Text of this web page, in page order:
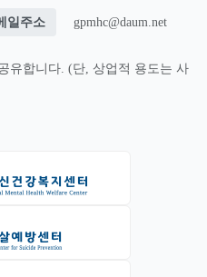
일주소 gpmhc@daum.net
유합니다. (단, 상업적 용도는 사